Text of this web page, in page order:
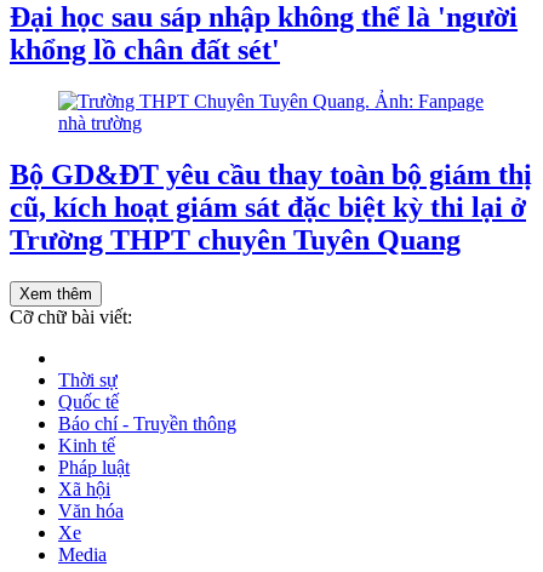
Đại học sau sáp nhập không thể là 'người
khổng lồ chân đất sét'
Bộ GD&ĐT yêu cầu thay toàn bộ giám thị
cũ, kích hoạt giám sát đặc biệt kỳ thi lại ở
Trường THPT chuyên Tuyên Quang
Xem thêm
Cỡ chữ bài viết:
Thời sự
Quốc tế
Báo chí - Truyền thông
Kinh tế
Pháp luật
Xã hội
Văn hóa
Xe
Media